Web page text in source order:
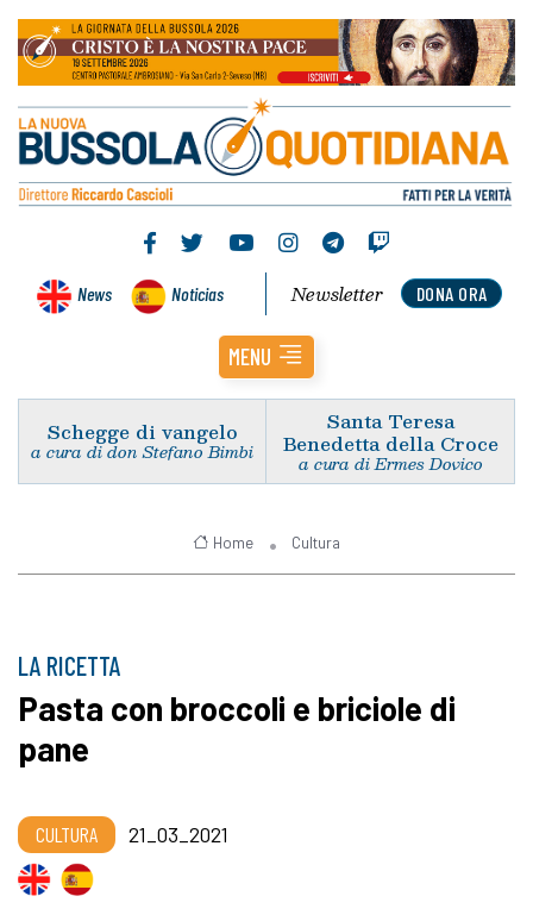
News Noticias DONA ORA
Newsletter
MENU
Schegge di vangelo
a cura di don Stefano Bimbi
Santa Teresa
Benedetta della Croce
a cura di Ermes Dovico
Home Cultura
LA RICETTA
Pasta con broccoli e briciole di
pane
CULTURA 21_03_2021